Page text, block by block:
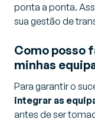
ponta a ponta.
sua gestão de
Como posso
minhas
Para garantir o
integrar as
antes de ser